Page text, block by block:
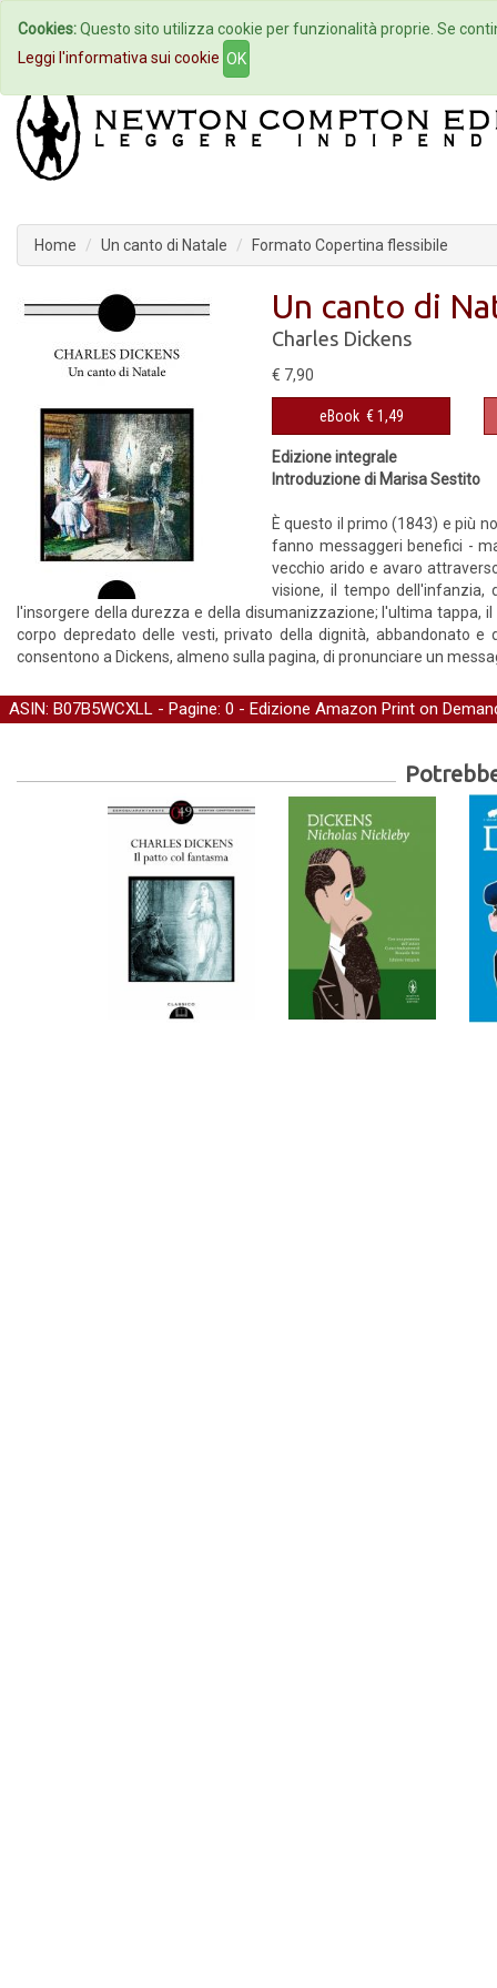
Home Autori Eventi
Home Un canto di Natale Formato Copertina flessibile
Un canto di
Charles Dickens
€ 7,90
eBook € 1,49
Edizione integrale
Introduzione di Marisa Sestito
È questo il primo (1843) e più
fanno messaggeri benefici -
vecchio arido e avaro
visione, il tempo dell'infanzia,
l'insorgere della durezza e della disumanizzazione; l'ultima tappa,
corpo depredato delle vesti, privato della dignità, abbandonato
consentono a Dickens, almeno sulla pagina, di pronunciare un
ASIN: B07B5WCXLL - Pagine: 0 - Edizione Amazon Print on
Cookies:Questo sito utilizza cookie per funzionalità proprie. Se
Leggi l'informativa sui cookie OK